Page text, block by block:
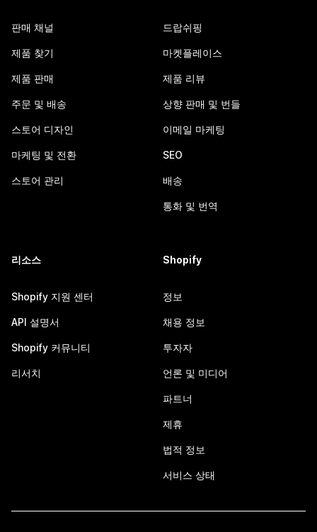
판매 채널
제품 찾기
제품 판매
주문 및 배송
스토어 디자인
마케팅 및 전환
스토어 관리
드랍쉬핑
마켓플레이스
제품 리뷰
상향 판매 및 번들
이메일 마케팅
SEO
배송
통화 및 번역
리소스
Shopify 지원 센터
API 설명서
Shopify 커뮤니티
리서치
Shopify
정보
채용 정보
투자자
언론 및 미디어
파트너
제휴
법적 정보
서비스 상태